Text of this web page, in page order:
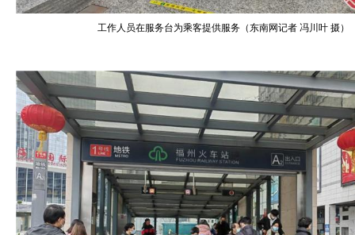
工作人员在服务台为乘客提供服务（东南网记者 冯川叶 摄）